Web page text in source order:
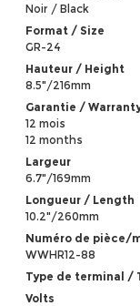
Noir / Black
Format / Size
GR-24
Hauteur / Height
8.5"/216mm
Garantie /
12 mois
12 months
Largeur
6.7"/169mm
Longueur / Length
10.2"/260mm
Numéro de pièce/
WWHR12-88
Type de terminal /
Volts